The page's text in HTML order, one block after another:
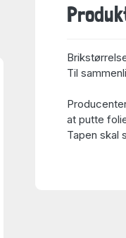
Til
at putte
Tapen skal